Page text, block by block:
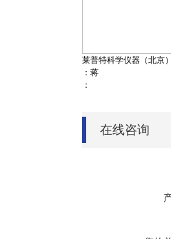
莱普特科学仪器（北京
：蒋
：
在线咨询